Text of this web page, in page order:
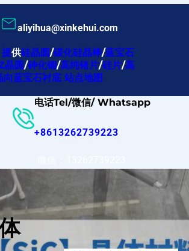
aliyihua@xinkehui.com
提供硅晶圆/碳化硅晶棒/蓝宝石
晶圆/砷化铟/高纯锗片/硅片/高
向蓝宝石衬底 站点地图
电话Tel/微信/ Whatsapp
+8613262739223